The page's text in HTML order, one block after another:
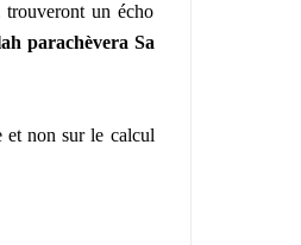
trouveront un écho
parachèvera Sa
et non sur le calcul